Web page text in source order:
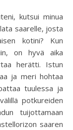
saarelle, josta
kotini? Kun
on hyvä aika
herätti. Istun
ja meri hohtaa
tuulessa ja
potkureiden
tuijottamaan
saaren